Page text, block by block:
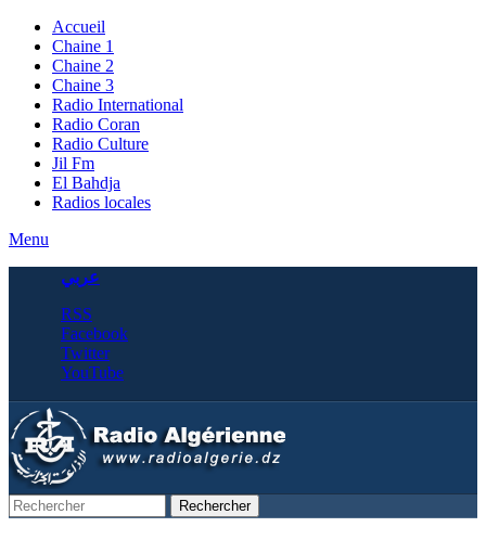
Accueil
Chaine 1
Chaine 2
Chaine 3
Radio International
Radio Coran
Radio Culture
Jil Fm
El Bahdja
Radios locales
Menu
عربي
RSS
Facebook
Twitter
YouTube
Rechercher